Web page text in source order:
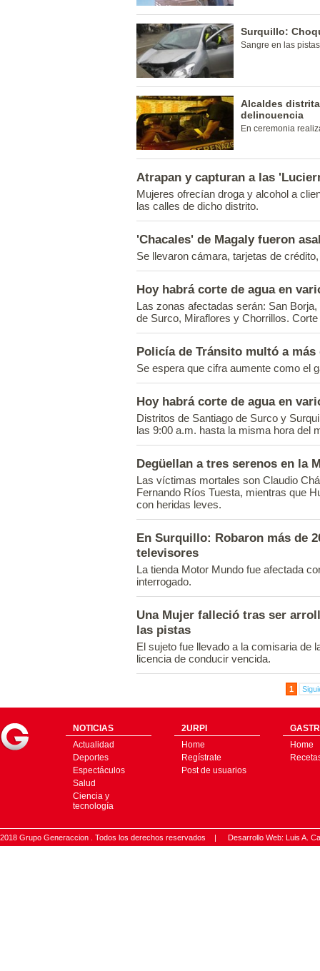
Surquillo:
Sangre en las
Alcaldes
delincuencia
En ceremonia
Atrapan y capturan a las
Mujeres ofrecían droga y alcohol a
las calles de dicho distrito.
'Chacales' de Magaly fueron
Se llevaron cámara, tarjetas de
Hoy habrá corte de agua en
Las zonas afectadas serán: San
de Surco, Miraflores y Chorrillos.
Policía de Tránsito multó a más
Se espera que cifra aumente como el
Hoy habrá corte de agua en
Distritos de Santiago de Surco y
las 9:00 a.m. hasta la misma hora del
Degüellan a tres serenos en la
Las víctimas mortales son Claudio
Fernando Ríos Tuesta, mientras que
con heridas leves.
En Surquillo: Robaron más de
televisores
La tienda Motor Mundo fue afectada
interrogado.
Una Mujer falleció tras ser
las pistas
El sujeto fue llevado a la comisaria de
licencia de conducir vencida.
1
NOTICIAS
Actualidad
Deportes
Espectáculos
Salud
Ciencia y
tecnología
2URPI
Home
Regístrate
Post de usuarios
Home
2018 Grupo Generaccion . Todos los derechos reservados | Desarrollo Web: Luis